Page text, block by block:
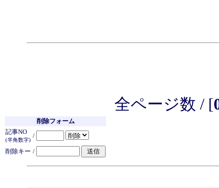
全ページ数 / [
削除フォーム
記事NO
(半角数字)
/
削除キー /